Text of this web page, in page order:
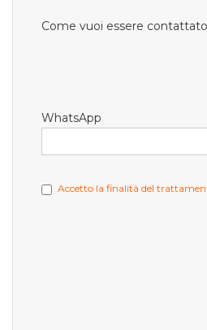
Come vuoi essere contattato
WhatsApp
Accetto la finalità del